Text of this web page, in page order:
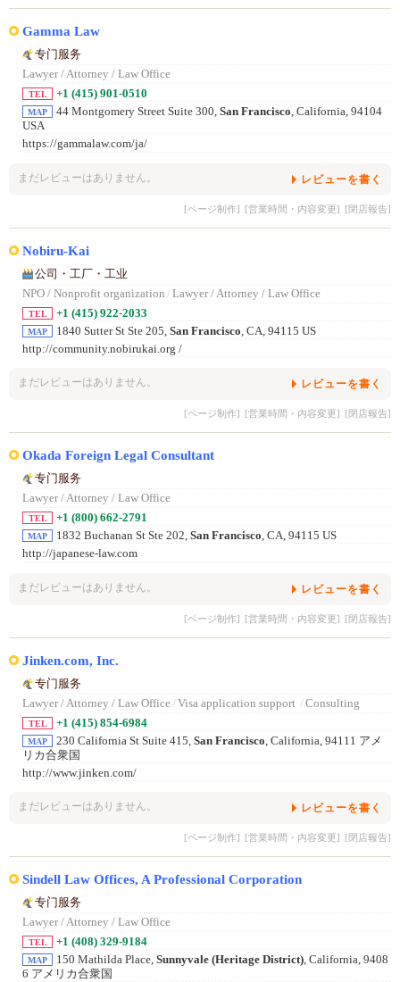
Gamma Law
专门服务
Lawyer / Attorney / Law Office
TEL +1 (415) 901-0510
MAP 44 Montgomery Street Suite 300, San Francisco, California, 94104
USA
https://gammalaw.com/ja/
まだレビューはありません。 レビューを書く
[ページ制作] [営業時間・内容変更] [閉店報告]
Nobiru-Kai
公司・工厂・工业
NPO / Nonprofit organization / Lawyer / Attorney / Law Office
TEL +1 (415) 922-2033
MAP 1840 Sutter St Ste 205, San Francisco , CA, 94115 US
http://community.nobirukai.org /
まだレビューはありません。 レビューを書く
[ページ制作] [営業時間・内容変更] [閉店報告]
Okada Foreign Legal Consultant
专门服务
Lawyer / Attorney / Law Office
TEL +1 (800) 662-2791
MAP 1832 Buchanan St Ste 202, San Francisco, CA, 94115 US
http://japanese-law.com
まだレビューはありません。 レビューを書く
[ページ制作] [営業時間・内容変更] [閉店報告]
Jinken.com, Inc.
专门服务
Lawyer / Attorney / Law Office/ Visa application support / Consulting
TEL +1 (415) 854-6984
MAP 230 California St Suite 415, San Francisco, California, 94111 アメ
リカ合衆国
http://www.jinken.com/
まだレビューはありません。 レビューを書く
[ページ制作] [営業時間・内容変更] [閉店報告]
Sindell Law Offices, A Professional Corporation
专门服务
Lawyer / Attorney / Law Office
TEL +1 (408) 329-9184
MAP 150 Mathilda Place, Sunnyvale (Heritage District), California, 9408
6 アメリカ合衆国